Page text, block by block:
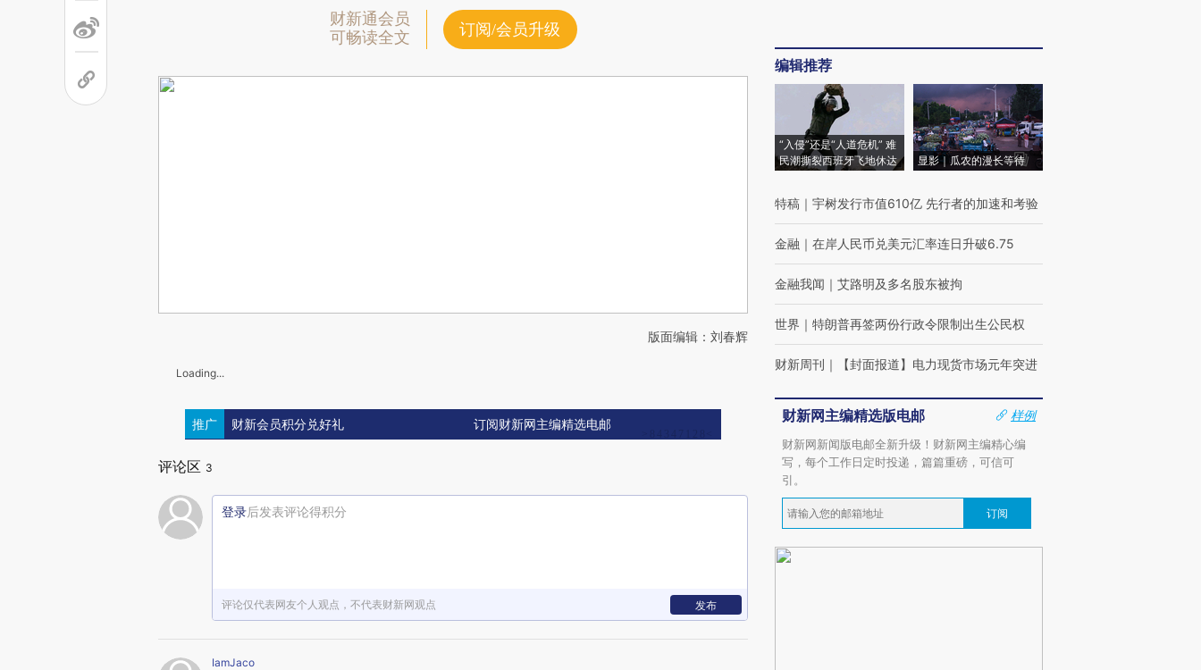
财新通会员
可畅读全文
订阅/会员升级
版面编辑：刘春辉
Loading...
推广 财新会员积分兑好礼 订阅财新网主编精选电邮
评论区 3
登录后发表评论得积分
评论仅代表网友个人观点，不代表财新网观点 发布
IamJaco
编辑推荐
“入侵”还是“人道危机” 难
民潮撕裂西班牙飞地休达
显影｜瓜农的漫长等待
特稿 ｜ 宇树发行市值610亿 先行者的加速和考验
金融 ｜ 在岸人民币兑美元汇率连日升破6.75
金融我闻 ｜ 艾路明及多名股东被拘
世界 ｜ 特朗普再签两份行政令限制出生公民权
财新周刊 ｜ 【封面报道】电力现货市场元年突进
财新网主编精选版电邮
样例
财新网新闻版电邮全新升级！财新网主编精心编
写，每个工作日定时投递，篇篇重磅，可信可
引。
订阅